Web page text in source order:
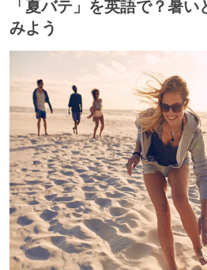
「夏バテ」を英語で？暑
みよう